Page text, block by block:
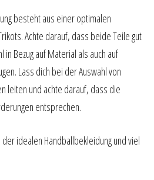
besteht aus einer optimalen
Achte darauf, dass beide Teile gut
Bezug auf Material als auch auf
Lass dich bei der Auswahl von
leiten und achte darauf, dass die
entsprechen.
idealen Handballbekleidung und viel